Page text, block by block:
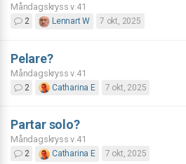
Måndagskryss v.41
2 Lennart W 7 okt, 2025
Pelare?
Måndagskryss v.41
2 Catharina E 7 okt, 2025
Partar solo?
Måndagskryss v.41
2 Catharina E 7 okt, 2025